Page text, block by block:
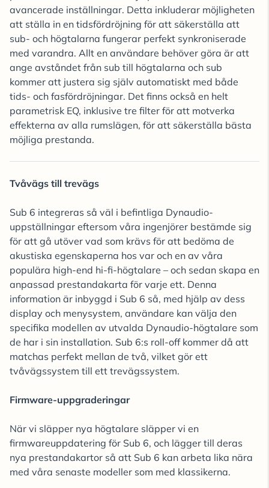
avancerade inställningar. Detta inkluderar möjligheten
att ställa in en tidsfördröjning för att säkerställa att
sub- och högtalarna fungerar perfekt synkroniserade
med varandra. Allt en användare behöver göra är att
ange avståndet från sub till högtalarna och sub
kommer att justera sig själv automatiskt med både
tids- och fasfördröjningar. Det finns också en helt
parametrisk EQ, inklusive tre filter för att motverka
effekterna av alla rumslägen, för att säkerställa bästa
möjliga prestanda.
Tvåvägs till trevägs
Sub 6 integreras så väl i befintliga Dynaudio-
uppställningar eftersom våra ingenjörer bestämde sig
för att gå utöver vad som krävs för att bedöma de
akustiska egenskaperna hos var och en av våra
populära high-end hi-fi-högtalare – och sedan skapa en
anpassad prestandakarta för varje ett. Denna
information är inbyggd i Sub 6 så, med hjälp av dess
display och menysystem, användare kan välja den
specifika modellen av utvalda Dynaudio-högtalare som
de har i sin installation. Sub 6:s roll-off kommer då att
matchas perfekt mellan de två, vilket gör ett
tvåvägssystem till ett trevägssystem.
Firmware-uppgraderingar
När vi släpper nya högtalare släpper vi en
firmwareuppdatering för Sub 6, och lägger till deras
nya prestandakartor så att Sub 6 kan arbeta lika nära
med våra senaste modeller som med klassikerna.